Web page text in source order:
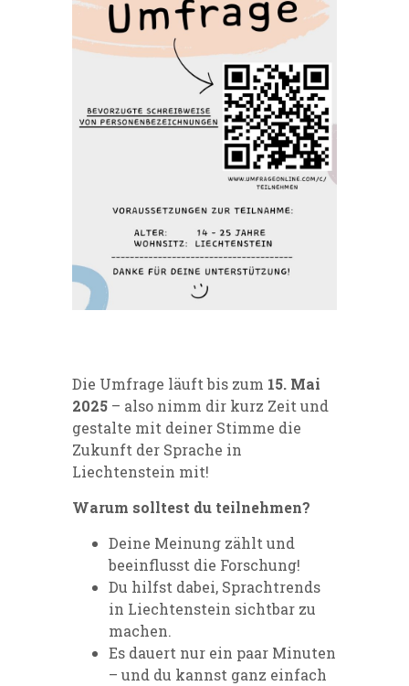
Die Umfrage läuft bis zum 15. Mai
2025 – also nimm dir kurz Zeit und
gestalte mit deiner Stimme die
Zukunft der Sprache in
Liechtenstein mit!
Warum solltest du teilnehmen?
Deine Meinung zählt und
beeinflusst die Forschung!
Du hilfst dabei, Sprachtrends
in Liechtenstein sichtbar zu
machen.
Es dauert nur ein paar Minuten
– und du kannst ganz einfach